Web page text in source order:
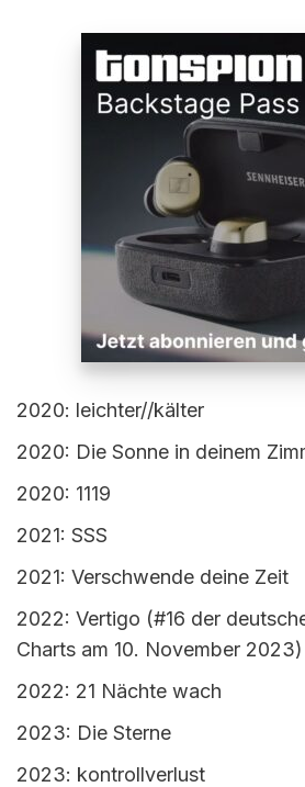
2020: leichter//kälter
2020: Die Sonne in deinem
2020: 1119
2021: SSS
2021: Verschwende deine Zeit
2022: Vertigo (#16 der
Charts am 10. November 2023)
2022: 21 Nächte wach
2023: Die Sterne
2023: kontrollverlust